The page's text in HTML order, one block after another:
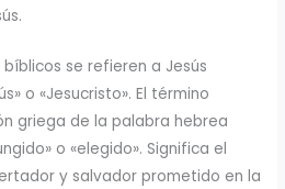
se refieren a Jesús
o «Jesucristo». El término
griega de la palabra hebrea
o «elegido». Significa el
y salvador prometido en la